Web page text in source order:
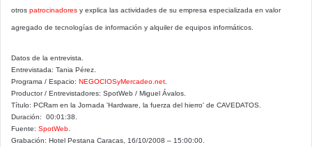
otros patrocinadores y explica las actividades de su empresa especializada en valor
agregado de tecnologías de información y alquiler de equipos informáticos.
Datos de la entrevista.
Entrevistada: Tania Pérez.
Programa / Espacio: NEGOCIOSyMercadeo.net
Productor / Entrevistadores: SpotWeb / Miguel Ávalos.
Título: PCRam en la Jornada 'Hardware, la fuerza del hierro' de CAVEDATOS.
Duración: 00:01:38.
Fuente: SpotWeb
Grabación: Hotel Pestana Caracas, 16/10/2008 – 15:00:00.